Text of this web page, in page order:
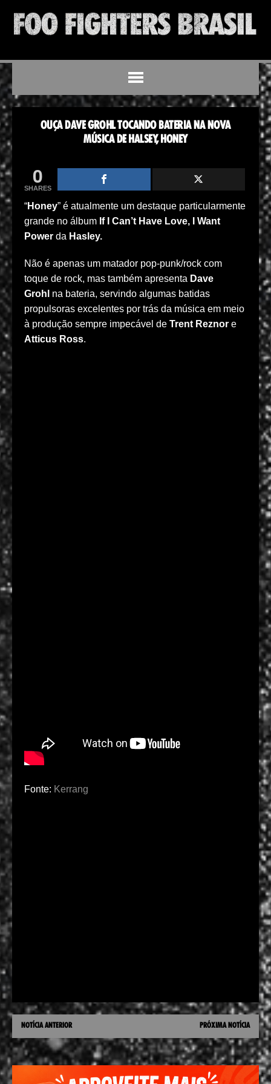
OUÇA DAVE GROHL TOCANDO BATERIA NA NOVA
MÚSICA DE HALSEY, HONEY
0
SHARES
“Honey” é atualmente um destaque particularmente
grande no álbum If I Can’t Have Love, I Want
Power da Hasley.
Não é apenas um matador pop-punk/rock com
toque de rock, mas também apresenta Dave
Grohl na bateria, servindo algumas batidas
propulsoras excelentes por trás da música em meio
à produção sempre impecável de Trent Reznor e
Atticus Ross.
Fonte: Kerrang
NOTÍCIA ANTERIOR PRÓXIMA NOTÍCIA